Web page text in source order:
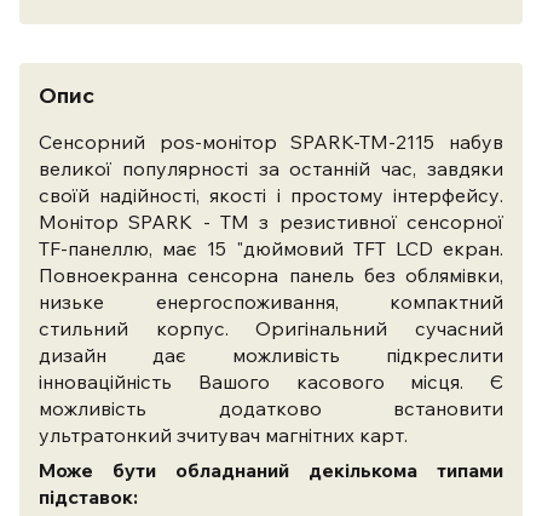
Опис
Сенсорний pos-монітор SPARK-TM-2115 набув
великої популярності за останній час, завдяки
своїй надійності, якості і простому інтерфейсу.
Монітор SPARK - TM з резистивної сенсорної
TF-панеллю, має 15 "дюймовий TFT LCD екран.
Повноекранна сенсорна панель без облямівки,
низьке енергоспоживання, компактний
стильний корпус. Оригінальний сучасний
дизайн дає можливість підкреслити
інноваційність Вашого касового місця. Є
можливість додатково встановити
ультратонкий зчитувач магнітних карт.
Може бути обладнаний декількома типами
підставок: